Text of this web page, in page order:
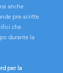
anche
pre-scritte
che
durante la
per la